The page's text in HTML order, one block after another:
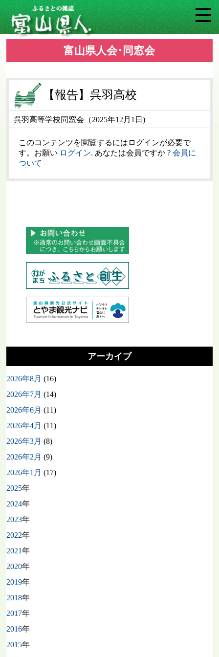
富山県人会･同窓会
【報告】呉羽高校
呉羽高等学校同窓会（2025年12月1日)
このコンテンツを閲覧するにはログインが必要で
す。お願い ログイン. あなたは会員ですか ?会員に
ついて
アーカイブ
2026年8月 (16)
2026年7月 (14)
2026年6月 (11)
2026年4月 (11)
2026年3月 (8)
2026年2月 (9)
2026年1月 (17)
2025年
2024年
2023年
2022年
2021年
2020年
2019年
2018年
2017年
2016年
2015年